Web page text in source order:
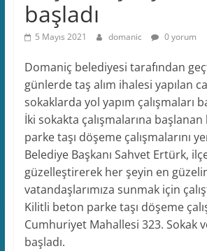
başladı
5 Mayıs 2021 domanic 0 yorum
Domaniç belediyesi tarafından
günlerde taş alım ihalesi yapılan
sokaklarda yol yapım çalışmaları
İki sokakta çalışmalarına
parke taşı döşeme çalışmalarını
Belediye Başkanı Sahvet Ertürk,
güzelleştirerek her şeyin en
vatandaşlarımıza sunmak için
Kilitli beton parke taşı döşeme
Cumhuriyet Mahallesi 323. Sokak
başladı.